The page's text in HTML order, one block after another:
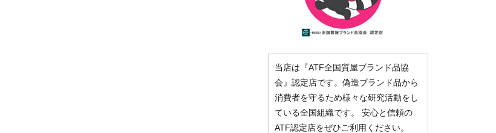
当店は『ATF全国質屋ブランド品協
会』認定店です。偽造ブランド品から
消費者を守るため様々な研究活動をし
ている全国組織です。 安心と信頼の
ATF認定店をぜひご利用ください。